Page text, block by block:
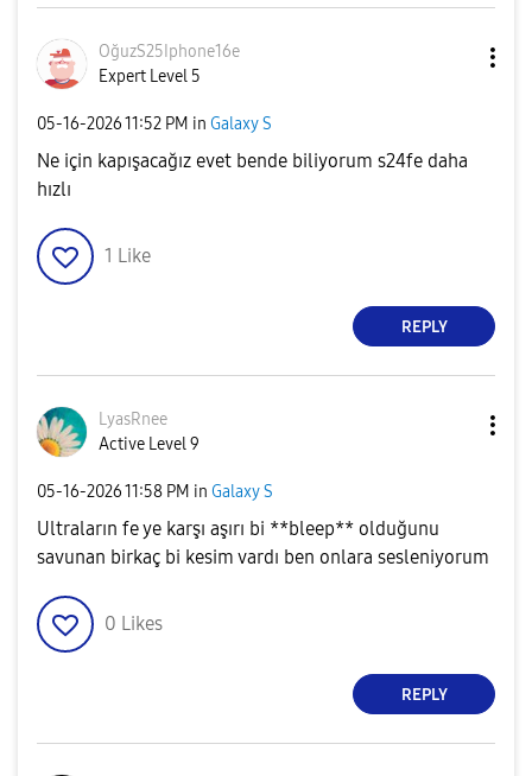
OğuzS25Iphone16e
Expert Level 5
‎05-16-202611:52 PM in Galaxy S
Ne için kapışacağız evet bende biliyorum s24fe daha
hızlı
1 Like
REPLY
LyasRnee
Active Level 9
‎05-16-202611:58 PM in Galaxy S
Ultraların fe ye karşı aşırı bi **bleep** olduğunu
savunan birkaç bi kesim vardı ben onlara sesleniyorum
0 Likes
REPLY